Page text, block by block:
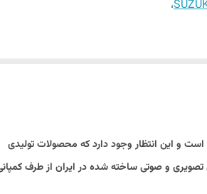
،
و این انتظار وجود دارد که محصولات تولیدی
تصویری و صوتی ساخته شده در ایران از طرف